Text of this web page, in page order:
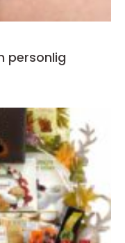
personlig